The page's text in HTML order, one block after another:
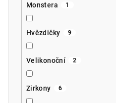
Monstera 1
Hvězdičky 9
Velikonoční 2
Zirkony 6